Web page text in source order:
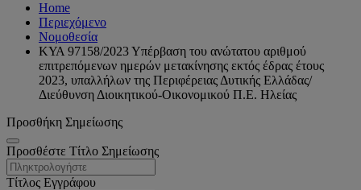
Home
Περιεχόμενο
Νομοθεσία
ΚΥΑ 97158/2023 Υπέρβαση του ανώτατου αριθμού
επιτρεπόμενων ημερών μετακίνησης εκτός έδρας έτους
2023, υπαλλήλων της Περιφέρειας Δυτικής Ελλάδας/
Διεύθυνση Διοικητικού-Οικονομικού Π.Ε. Ηλείας
Προσθήκη Σημείωσης
Προσθέστε Τίτλο Σημείωσης
Τίτλος Εγγράφου